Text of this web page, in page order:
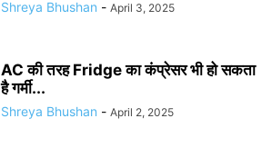
Shreya Bhushan - April 3, 2025
AC की तरह Fridge का कंप्रेसर भी हो सकता
है गर्मी...
Shreya Bhushan - April 2, 2025